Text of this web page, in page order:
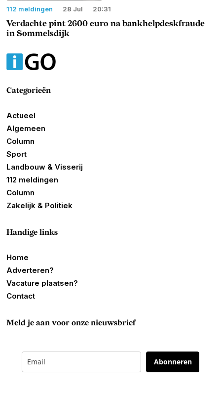
112 meldingen 28 Jul 20:31
Verdachte pint 2600 euro na bankhelpdeskfraude
in Sommelsdijk
Categorieën
Actueel
Algemeen
Column
Sport
Landbouw & Visserij
112 meldingen
Column
Zakelijk & Politiek
Handige links
Home
Adverteren?
Vacature plaatsen?
Contact
Meld je aan voor onze nieuwsbrief
Abonneren